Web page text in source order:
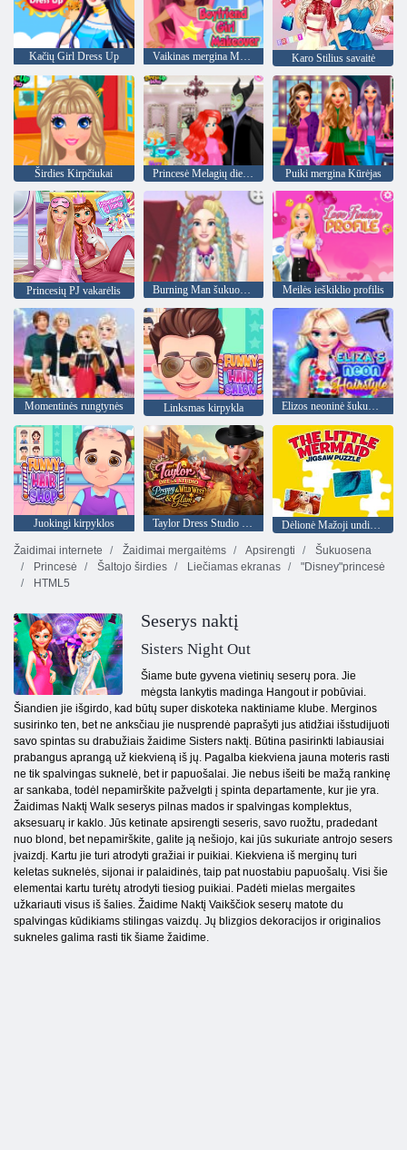
Kačių Girl Dress Up Vaikinas mergina Makeover Karo Stilius savaitė
Širdies Kirpčiukai Princesė Melagių diena kirpykla Puiki mergina Kūrėjas
Princesių PJ vakarėlis Burning Man šukuosena Meilės ieškiklio profilis
Momentinės rungtynės Linksmas kirpykla Elizos neoninė šukuosena
Juokingi kirpyklos Taylor Dress Studio Preppy Wild West
Žaidimai internete
Žaidimai mergaitėms Apsirengti
Šukuosena
Princesė
Šaltojo širdies Liečiamas ekranas
"Disney"princesė
HTML5
Seserys naktį
Sisters Night Out
Šiame bute gyvena vietinių seserų pora. Jie
mėgsta lankytis madinga Hangout ir pobūviai.
Šiandien jie išgirdo, kad būtų super diskoteka naktiniame klube. Merginos
susirinko ten, bet ne anksčiau jie nusprendė paprašyti jus atidžiai išstudijuoti
savo spintas su drabužiais žaidime Sisters naktį. Būtina pasirinkti labiausiai
prabangus aprangą už kiekvieną iš jų. Pagalba kiekviena jauna moteris rasti
ne tik spalvingas suknelė, bet ir papuošalai. Jie nebus išeiti be mažą rankinę
ar sankaba, todėl nepamirškite pažvelgti į spinta departamente, kur jie yra.
Žaidimas Naktį Walk seserys pilnas mados ir spalvingas komplektus,
aksesuarų ir kaklo. Jūs ketinate apsirengti seseris, savo ruožtu, pradedant
nuo blond, bet nepamirškite, galite ją nešiojo, kai jūs sukuriate antrojo sesers
įvaizdį. Kartu jie turi atrodyti gražiai ir puikiai. Kiekviena iš merginų turi
keletas suknelės, sijonai ir palaidinės, taip pat nuostabiu papuošalų. Visi šie
elementai kartu turėtų atrodyti tiesiog puikiai. Padėti mielas mergaites
užkariauti visus iš šalies. Žaidime Naktį Vaikščiok seserų matote du
spalvingas kūdikiams stilingas vaizdų. Jų blizgios dekoracijos ir originalios
sukneles galima rasti tik šiame žaidime.